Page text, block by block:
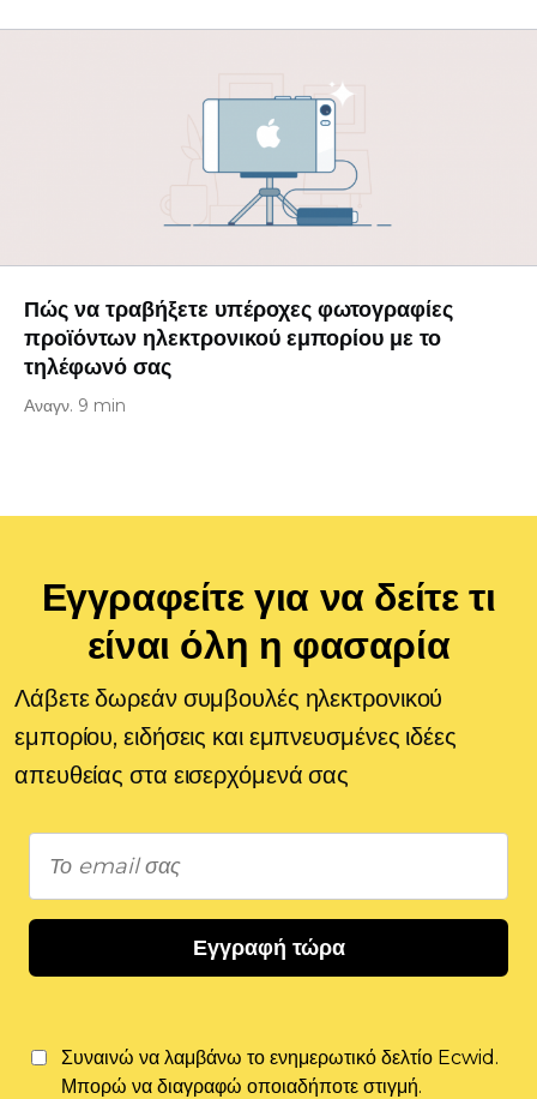
Πώς να τραβήξετε υπέροχες φωτογραφίες
προϊόντων ηλεκτρονικού εμπορίου με το
τηλέφωνό σας
Αναγν. 9 min
Εγγραφείτε για να δείτε τι
είναι όλη η φασαρία
Λάβετε δωρεάν συμβουλές ηλεκτρονικού
εμπορίου, ειδήσεις και εμπνευσμένες ιδέες
απευθείας στα εισερχόμενά σας
Εγγραφή τώρα
Συναινώ να λαμβάνω το ενημερωτικό δελτίο Ecwid.
Μπορώ να διαγραφώ οποιαδήποτε στιγμή.